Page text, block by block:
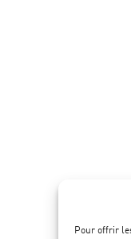
Pour offrir